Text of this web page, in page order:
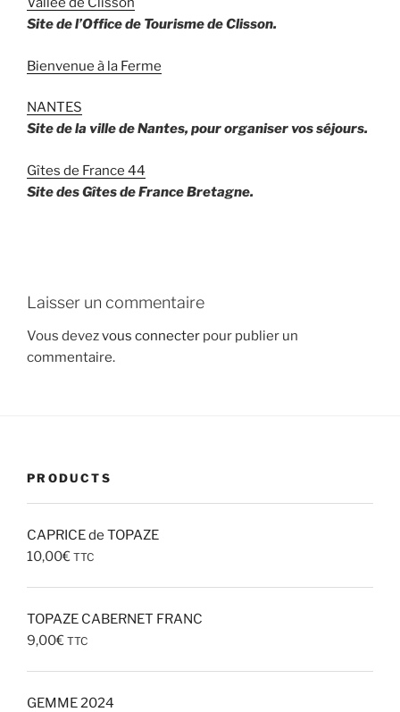
Site de l’Office de Tourisme de Clisson.
Bienvenue à la Ferme
NANTES
Site de la ville de Nantes, pour organiser vos séjours.
Gîtes de France 44
Site des Gîtes de France Bretagne.
Laisser un commentaire
Vous devezvous connecter pour publier un
commentaire.
PRODUCTS
CAPRICE de TOPAZE
10,00€ TTC
TOPAZE CABERNET FRANC
9,00€ TTC
GEMME 2024